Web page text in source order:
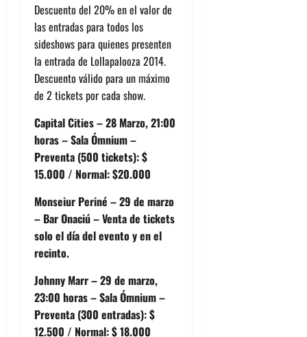
Descuento del 20% en el valor de
las entradas para todos los
sideshows para quienes presenten
la entrada de Lollapalooza 2014.
Descuento válido para un máximo
de 2 tickets por cada show.
Capital Cities – 28 Marzo, 21:00
horas – Sala Ómnium –
Preventa (500 tickets): $
15.000 / Normal: $20.000
Monseiur Periné – 29 de marzo
– Bar Onaciú – Venta de tickets
solo el día del evento y en el
recinto.
Johnny Marr – 29 de marzo,
23:00 horas – Sala Ómnium –
Preventa (300 entradas): $
12.500 / Normal: $ 18.000